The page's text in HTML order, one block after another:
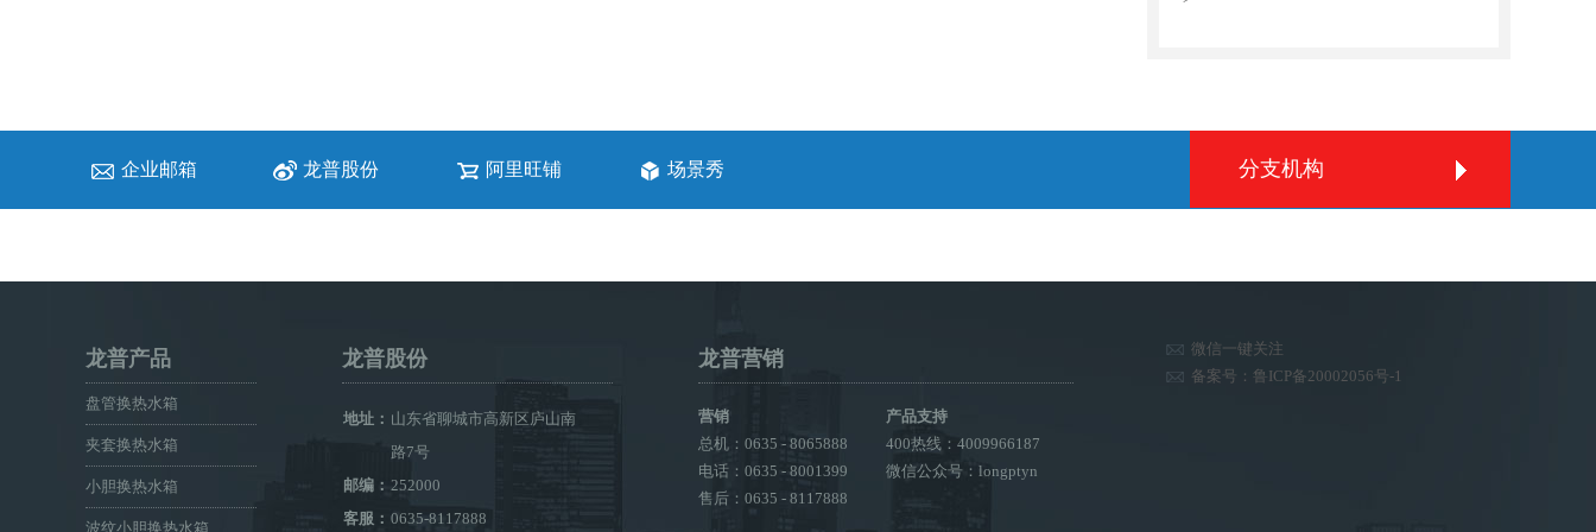
企业邮箱 龙普股份 阿里旺铺 场景秀 分支机构
龙普产品
盘管换热水箱
夹套换热水箱
小胆换热水箱
波纹小胆换热水箱
龙普股份
地址： 山东省聊城市高新区庐山南
路7号
邮编： 252000
客服： 0635-8117888
龙普营销
营销
总机：0635 - 8065888
电话：0635 - 8001399
售后：0635 - 8117888
产品支持
400热线：4009966187
微信公众号：longptyn
微信一键关注
备案号：鲁ICP备20002056号-1